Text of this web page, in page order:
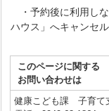
・予約後に利用し
ハウス」へキャンセ
このページに関する
お問い合わせは
健康こども課 子育て